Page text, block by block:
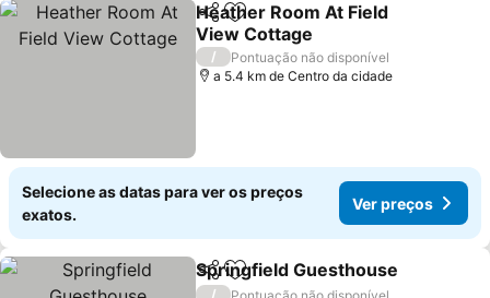
PartilharAdicionar aos favoritos
Heather Room At Field
View Cottage
Ver preços
/
Pontuação não disponível
a 5.4 km de Centro da cidade
Selecione as datas para ver os preços
exatos.
Ver preços
PartilharAdicionar aos favoritos
Springfield Guesthouse
/
Pontuação não disponível